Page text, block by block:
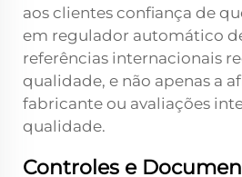
aos clientes confiança de
em regulador automático
referências internacionais
qualidade, e não apenas a
fabricante ou avaliações
qualidade.
Controles e